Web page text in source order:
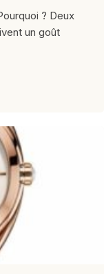
? Deux
un goût